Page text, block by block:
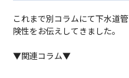
これまで別コラムにて下水道
険性をお伝えしてきました。
▼関連コラム▼